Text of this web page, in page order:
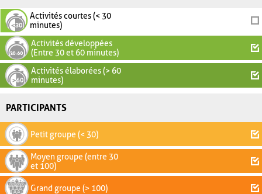
Activités courtes (< 30
minutes)
Activités développées
(Entre 30 et 60 minutes)
Activités élaborées (> 60
minutes)
PARTICIPANTS
Petit groupe (< 30)
Moyen groupe (entre 30
et 100)
Grand groupe (> 100)